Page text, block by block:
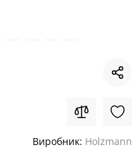
Виробник: Holzmann